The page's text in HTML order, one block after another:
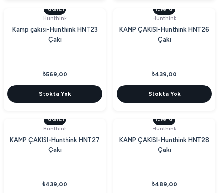
Tükendi
Hunthink
Kamp çakısı-Hunthink HNT23
Çakı
₺569,00
Stokta Yok
Tükendi
Hunthink
KAMP ÇAKISI-Hunthink HNT26
Çakı
₺439,00
Stokta Yok
Tükendi
Hunthink
KAMP ÇAKISI-Hunthink HNT27
Çakı
₺439,00
Tükendi
Hunthink
KAMP ÇAKISI-Hunthink HNT28
Çakı
₺489,00